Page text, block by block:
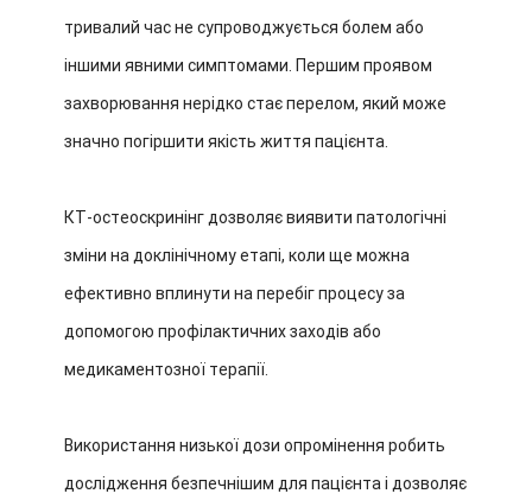
тривалий час не супроводжується болем або
іншими явними симптомами. Першим проявом
захворювання нерідко стає перелом, який може
значно погіршити якість життя пацієнта.
КТ-остеоскринінг дозволяє виявити патологічні
зміни на доклінічному етапі, коли ще можна
ефективно вплинути на перебіг процесу за
допомогою профілактичних заходів або
медикаментозної терапії.
Використання низької дози опромінення робить
дослідження безпечнішим для пацієнта і дозволяє